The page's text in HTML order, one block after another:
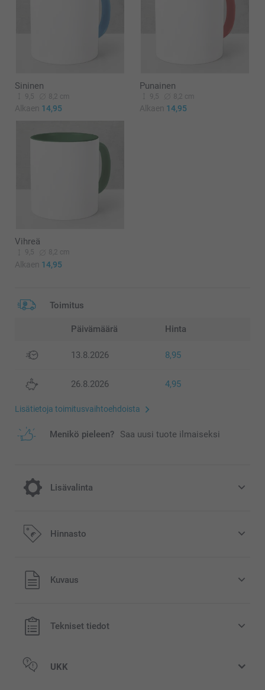
Sininen
9,5 8,2 cm
Alkaen 14,95
Punainen
9,5 8,2 cm
Alkaen 14,95
Vihreä
9,5 8,2 cm
Alkaen 14,95
Toimitus
Päivämäärä Hinta
13.8.2026 8,95
26.8.2026 4,95
Lisätietoja toimitusvaihtoehdoista
Menikö pieleen? Saa uusi tuote ilmaiseksi
Lisävalinta
Nauti joulusta ihanalla joulumukilla!
Hinnasto
Kaikki hinnat ovat euroina, sisältävät arvonlisäveron ja
eivät sisällä postikuluja.
Kuvaus
Tekniset tiedot
UKK